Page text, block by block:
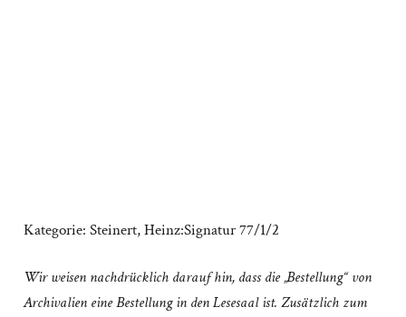
Kategorie: Steinert, Heinz:Signatur 77/1/2
Wir weisen nachdrücklich darauf hin, dass die „Bestellung“ von
Archivalien eine Bestellung in den Lesesaal ist. Zusätzlich zum